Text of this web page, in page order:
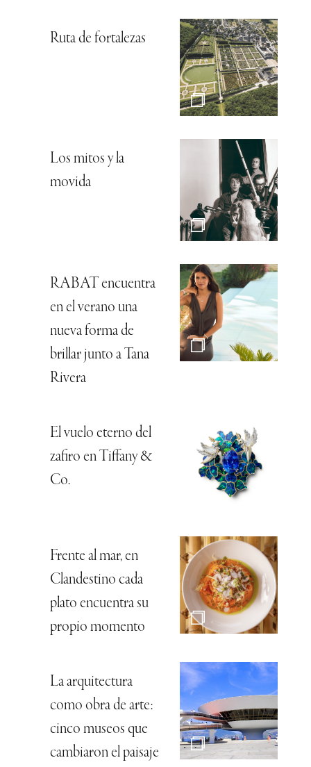
Ruta de fortalezas
Los mitos y la
movida
RABAT encuentra
en el verano una
nueva forma de
brillar junto a Tana
Rivera
El vuelo eterno del
zafiro en Tiffany &
Co.
Frente al mar, en
Clandestino cada
plato encuentra su
propio momento
La arquitectura
como obra de arte:
cinco museos que
cambiaron el paisaje